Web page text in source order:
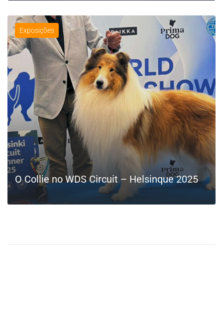
LEIA MAIS
Exposições
O Collie no WDS Circuit – Helsinque 2025